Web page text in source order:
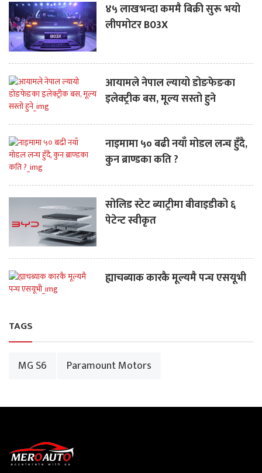
४५ लाखभन्दा कममै बिक्री सुरू भयो
लीपमोटर B03X
आयामले नेपाल ल्यायो डोङफेङका
इलेक्ट्रीक बस, मूल्य सस्तो हुने
नाइमामा ५० बढी नयाँ मोडल लन्च हुँदै,
कुन ब्राण्डका कति ?
सोलिड स्टेट ब्याट्रीमा बीवाइडीको ६
पेटेन्ट स्वीकृत
ह्याचब्याक कारकै मूल्यमै पन्च एसयूभी
TAGS
MG S6 Paramount Motors